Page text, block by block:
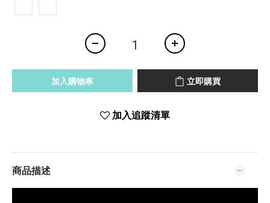
加入購物車 立即購買
加入追蹤清單
商品描述